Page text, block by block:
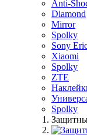
Anti-
Diamond
Mirror
Spolky
Sony
Xiaomi
Spolky
ZTE
Spolky